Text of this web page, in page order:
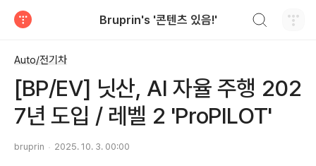
Bruprin's '콘텐츠 있음!'
Auto/전기차
[BP/EV] 닛산, AI 자율 주행 202
7년 도입 / 레벨 2 'ProPILOT'
bruprin 2025. 10. 3. 00:00